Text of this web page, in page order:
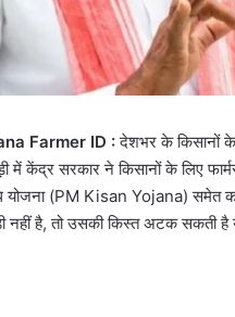
Farmer ID :देशभर के किसानों के
में केंद्र सरकार ने किसानों के लिए
योजना (PM Kisan Yojana) समेत
नहीं है, तो उसकी किस्त अटक सकती